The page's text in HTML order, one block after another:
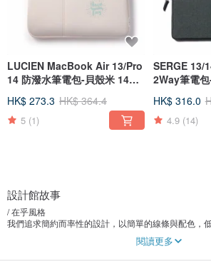
LUCIEN MacBook Air 13/Pro
14 防潑水筆電包-貝殼米 14吋
HK$ 273.3 HK$ 364.4
5 (1)
SERGE 13/
2Way筆電
HK$ 316.0
4.9 (14)
設計館故事
/ 在乎風格
我們追求簡約而率性的設計，以簡單的線條與配色，
現給你一個自在而有個性的產品。流行是短暫的，但
一輩子的朋友。將經典結合現代時尚與使用需求是我
閱讀更多